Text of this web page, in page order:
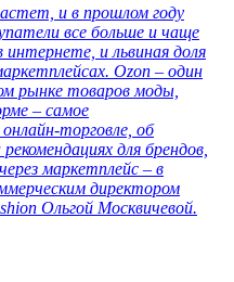
и в прошлом году
все больше и чаще
и львиная доля
Ozon – один
рынке товаров моды,
– самое
торговле, об
для брендов,
маркетплейс – в
директором
Ольгой Москвичевой.